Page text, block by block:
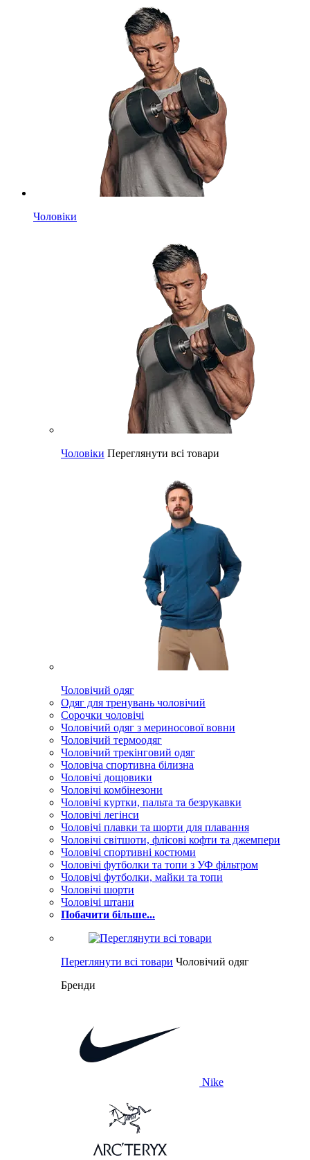
Чоловіки
Чоловіки Переглянути всі товари
Чоловічий одяг
Одяг для тренувань чоловічий
Сорочки чоловічі
Чоловічий одяг з мериносової вовни
Чоловічий термоодяг
Чоловічий трекінговий одяг
Чоловіча спортивна білизна
Чоловічі дощовики
Чоловічі комбінезони
Чоловічі куртки, пальта та безрукавки
Чоловічі легінси
Чоловічі плавки та шорти для плавання
Чоловічі світшоти, флісові кофти та джемпери
Чоловічі спортивні костюми
Чоловічі футболки та топи з УФ фільтром
Чоловічі футболки, майки та топи
Чоловічі шорти
Чоловічі штани
Побачити більше...
Переглянути всі товари Чоловічий одяг
Бренди
Nike